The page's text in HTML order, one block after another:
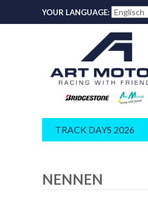
YOUR LANGUAGE:
TRACK DAYS 2026
NENNEN